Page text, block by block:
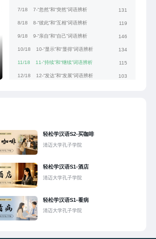
7/18 7-“忽然”和“突然”词语辨析 131
8/18 8-“彼此”和“互相”词语辨析 119
9/18 9-“亲自”和“自己”词语辨析 146
10/18 10-“显示”和“显得”词语辨析 134
11/18 11-“持续”和“继续”词语辨析 115
12/18 12-“发达”和“发展”词语辨析 103
5/18 5-“美丽”和“优美”词语辨析
6/18 6-“打听”和“询问”词语辨析
轻松学汉语S2-买咖啡
清迈大学孔子学院
轻松学汉语S1-酒店
清迈大学孔子学院
轻松学汉语S1-看病
清迈大学孔子学院